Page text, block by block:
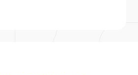
da Mulher